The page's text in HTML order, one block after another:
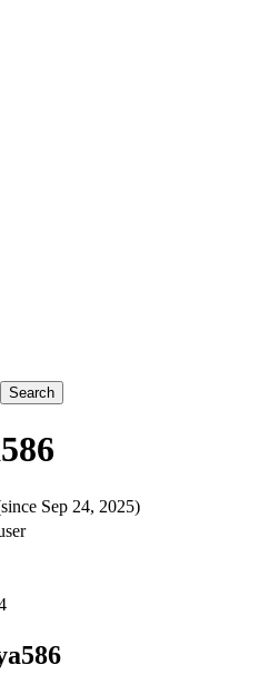
Sep 24, 2025)